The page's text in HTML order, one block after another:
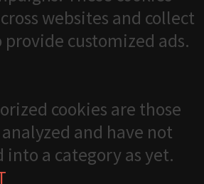
websites and collect
customized ads.
cookies are those
and have not
into a category as yet.